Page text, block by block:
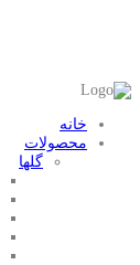
خانه
محصولات
گلها